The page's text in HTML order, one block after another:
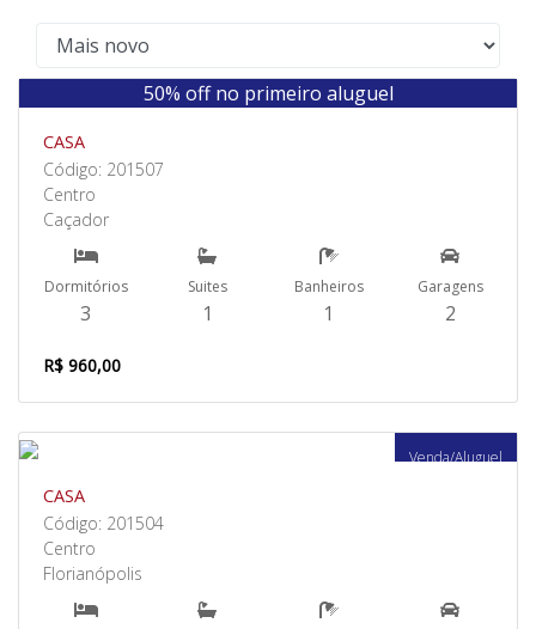
Aluguel
50% off no primeiro aluguel
CASA
Código: 201507
Centro
Caçador
Dormitórios
3
Suites
1
Banheiros
1
Garagens
2
R$ 960,00
Venda/Aluguel
CASA
Código: 201504
Centro
Florianópolis